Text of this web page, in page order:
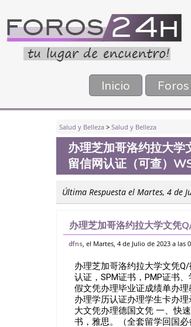
Inicio Foros
Salud y Belleza > Salud y Belleza
办理芝加哥洛约拉大
留信网认证（可查）
Última Respuesta el Martes, 4 de
办理芝加哥洛约拉大学文凭
（可查）WSE认证，SPM证
dfns, el Martes, 4 de Julio de 2023 a las
办理芝加哥洛约拉大学文凭
认证，SPM证书，PMP证书
假文凭办理毕业证成绩单办
办理学历认证办理学生卡办
大文凭办理德国文凭 一、快
书，雅思。（全套留学回国必